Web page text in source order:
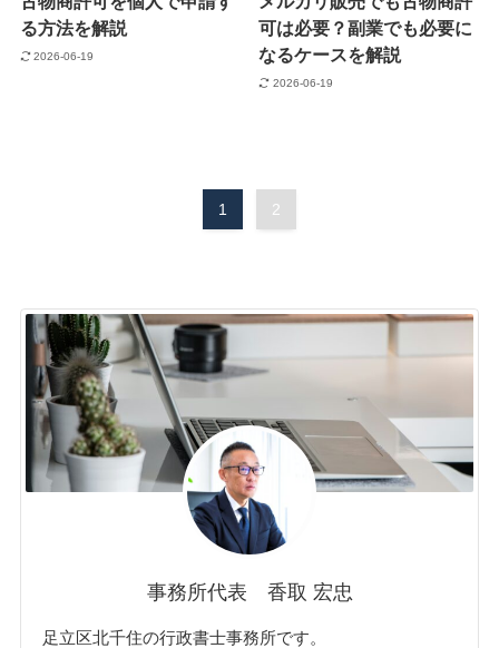
る方法を解説
2026-06-19
可は必要？副業でも必要に
なるケースを解説
2026-06-19
1 2
事務所代表 香取 宏忠
足立区北千住の行政書士事務所です。